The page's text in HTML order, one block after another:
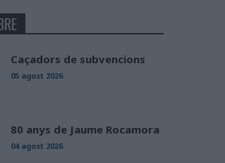
Caçadors de subvencions
05 agost 2026
80 anys de Jaume Rocamora
04 agost 2026